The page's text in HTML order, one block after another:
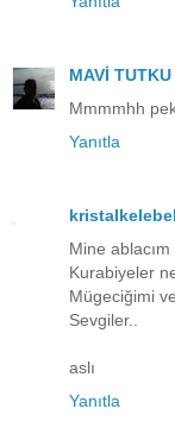
MAVİ TUTKU
Mmmmhh
Yanıtla
Mine
Kurabiyeler
Mügeciğimi
Sevgiler..
aslı
Yanıtla